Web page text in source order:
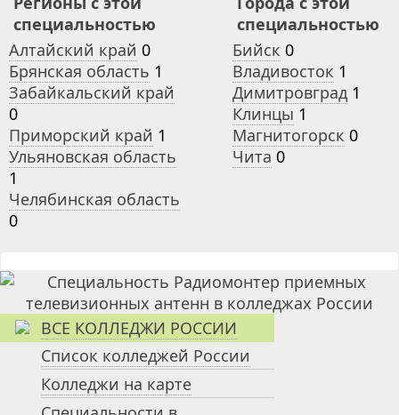
специальностью
Алтайский край 0
Брянская область 1
Забайкальский край
0
Приморский край 1
Ульяновская область
1
Челябинская область
0
специальностью
Бийск 0
Владивосток 1
Димитровград 1
Клинцы 1
Магнитогорск 0
Чита 0
ВСЕ КОЛЛЕДЖИ РОССИИ
Список колледжей России
Колледжи на карте